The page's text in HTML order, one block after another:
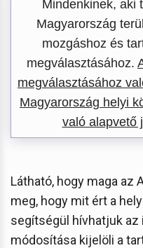
Mindenkinek, aki
Magyarország
mozgáshoz és
megválasztásához.
megválasztásához
Magyarország helyi
való alapvető
Látható, hogy maga az
meg, hogy mit ért a
segítségül hívhatjuk az
módosítása kijelöli a